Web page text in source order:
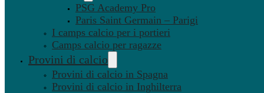
PSG Academy Pro
Paris Saint Germain – Parigi
I camps calcio per i portieri
Camps calcio per ragazze
Provini di calcio
Provini di calcio in Spagna
Provini di calcio in Inghilterra